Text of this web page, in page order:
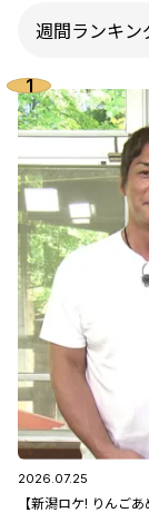
2026.07.25
【新潟ロケ! りんご